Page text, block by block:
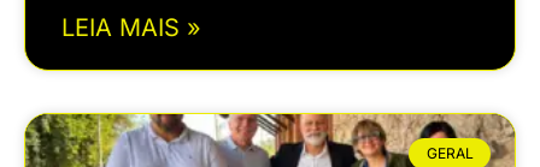
LEIA MAIS »
GERAL